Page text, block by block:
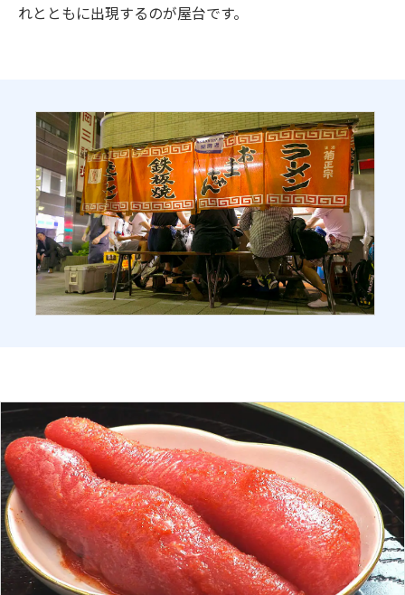
れとともに出現するのが屋台です。